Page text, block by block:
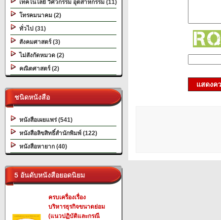
เทคโนโลยี วิศวกรรม อุตสาหกรรม (11)
โทรคมนาคม (2)
ทั่วไป (31)
สังคมศาสตร์ (3)
ไม่สังกัดหมวด (2)
คณิตศาสตร์ (2)
ชนิดหนังสือ
หนังสือเผยแพร่ (541)
หนังสือลิขสิทธิ์สำนักพิมพ์ (122)
หนังสือหายาก (40)
5 อันดับหนังสือยอดนิยม
ครบเครื่องเรื่อง
บริหารธุรกิจขนาดย่อม
(แนวปฏิบัติและกรณี
แสดงค